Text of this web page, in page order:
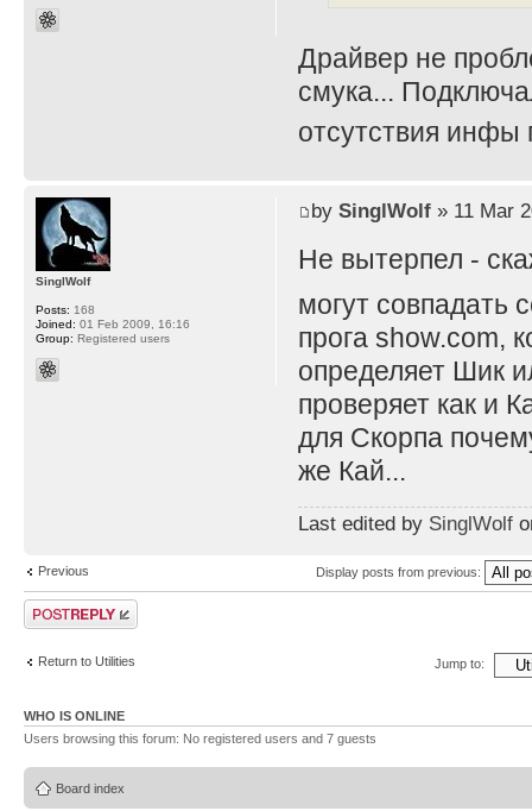
Драйвер не
смука...
отсутствия инфы
by SinglWolf» 11 Mar
Не вытерпел -
могут совпадать
прога show.com,
определяет Шик
проверяет как и
для Скорпа
же Кай...
Last edited by SinglWolf
SinglWolf
Posts: 168
Joined: 01 Feb 2009, 16:16
Group: Registered users
Previous Display posts from previous:
Post a reply
Return to Utilities Jump to:
WHO IS ONLINE
Users browsing this forum: No registered users and 7 guests
Board index